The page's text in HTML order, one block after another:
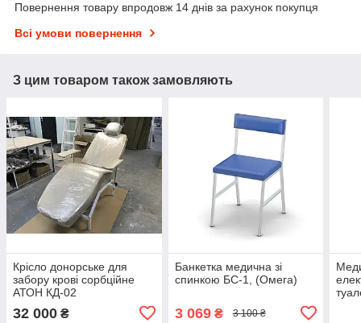
Повернення товару впродовж 14 днів за рахунок покупця
Всі умови повернення
З цим товаром також замовляють
Крісло донорське для
забору крові сорбційне
АТОН КД-02
32 000 ₴
Банкетка медична зі
спинкою БС-1, (Омега)
3 069₴ 3 100 ₴